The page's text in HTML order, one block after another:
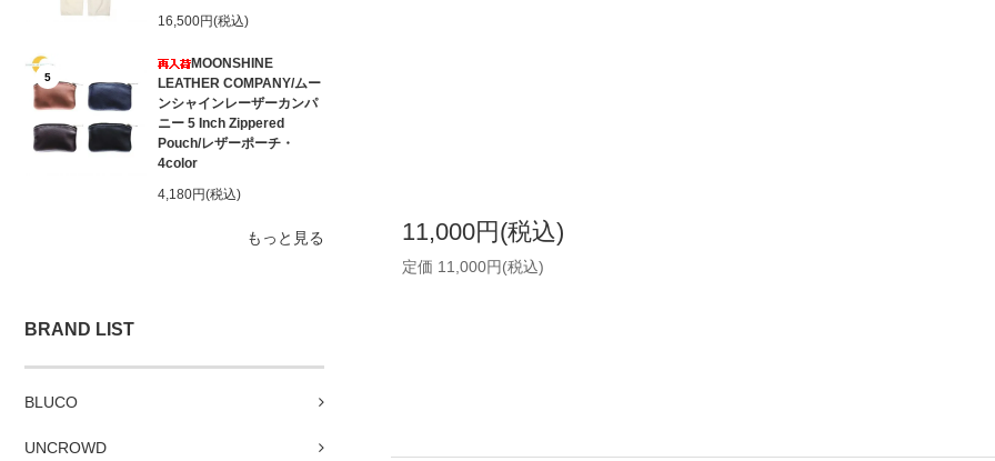
16,500円(税込)
5
MOONSHINE
LEATHER COMPANY/ムー
ンシャインレーザーカンパ
ニー 5 Inch Zippered
Pouch/レザーポーチ・
4color
4,180円(税込)
もっと見る
BRAND LIST
BLUCO
UNCROWD
11,000円(税込)
定価 11,000円(税込)